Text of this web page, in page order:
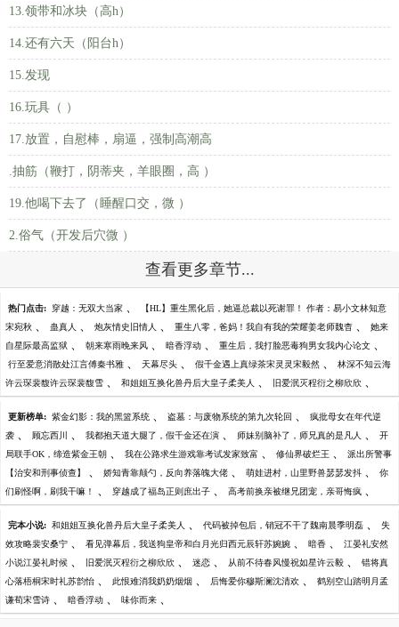
13.领带和冰块（高h）
14.还有六天（阳台h）
15.发现
16.玩具（ ）
17.放置，自慰棒，扇逼，强制高潮高
.抽筋（鞭打，阴蒂夹，羊眼圈，高 ）
19.他喝下去了（睡醒口交，微 ）
2.俗气（开发后穴微 ）
查看更多章节...
热门点击: 穿越：无双大当家 、 【HL】重生黑化后，她逼总裁以死谢罪！ 作者：易小文林知意
宋宛秋 、 蛊真人 、 炮灰情史旧情人 、 重生八零，爸妈！我自有我的荣耀姜老师魏杳 、 她来
自星际最高监狱 、 朝来寒雨晚来风 、 暗香浮动 、 重生后，我打脸恶毒狗男女我内心论文 、
行至爱意消散处江言傅秦书雅 、 天幕尽头 、 假千金遇上真绿茶宋灵灵宋毅然 、 林深不知云海
许云琛裴馥许云琛裴馥雪 、 和姐姐互换化兽丹后大皇子柔美人 、 旧爱泯灭程衍之柳欣欣 、
更新榜单: 紫金幻影：我的黑篮系统 、 盗墓：与废物系统的第九次轮回 、 疯批母女在年代逆
袭 、 顾忘西川 、 我都抱天道大腿了，假千金还在演 、 师妹别脑补了，师兄真的是凡人 、 开
局联手OK，缔造紫金王朝 、 我在公路求生游戏靠考试发家致富 、 修仙界破烂王 、 派出所警事
【治安和刑事侦查】 、 娇知青靠颠勺，反向养落魄大佬 、 萌娃进村，山里野兽瑟瑟发抖 、 你
们刷怪啊，刷我干嘛！ 、 穿越成了福岛正则庶出子 、 高考前换亲被继兄团宠，亲哥悔疯 、
完本小说: 和姐姐互换化兽丹后大皇子柔美人 、 代码被掉包后，销冠不干了魏南晨季明磊 、 失
效攻略裴安桑宁 、 看见弹幕后，我送狗皇帝和白月光归西元辰轩苏婉婉 、 暗香 、 江晏礼安然
小说江晏礼时候 、 旧爱泯灭程衍之柳欣欣 、 迷恋 、 从前不待春风慢祝如星许云毅 、 错将真
心落梧桐宋时礼苏韵怡 、 此恨难消我奶奶烟烟 、 后悔爱你穆斯澜沈清欢 、 鹤别空山踏明月孟
谦荀宋雪诗 、 暗香浮动 、 味你而来 、